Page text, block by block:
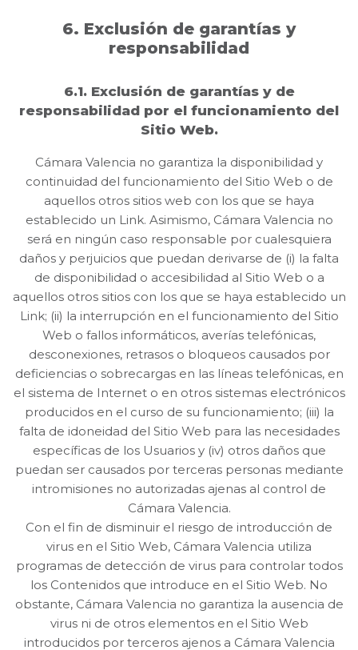
6. Exclusión de garantías y
responsabilidad
6.1. Exclusión de garantías y de
responsabilidad por el funcionamiento del
Sitio Web.
Cámara Valencia no garantiza la disponibilidad y
continuidad del funcionamiento del Sitio Web o de
aquellos otros sitios web con los que se haya
establecido un Link. Asimismo, Cámara Valencia no
será en ningún caso responsable por cualesquiera
daños y perjuicios que puedan derivarse de (i) la falta
de disponibilidad o accesibilidad al Sitio Web o a
aquellos otros sitios con los que se haya establecido un
Link; (ii) la interrupción en el funcionamiento del Sitio
Web o fallos informáticos, averías telefónicas,
desconexiones, retrasos o bloqueos causados por
deficiencias o sobrecargas en las líneas telefónicas, en
el sistema de Internet o en otros sistemas electrónicos
producidos en el curso de su funcionamiento; (iii) la
falta de idoneidad del Sitio Web para las necesidades
específicas de los Usuarios y (iv) otros daños que
puedan ser causados por terceras personas mediante
intromisiones no autorizadas ajenas al control de
Cámara Valencia.
Con el fin de disminuir el riesgo de introducción de
virus en el Sitio Web, Cámara Valencia utiliza
programas de detección de virus para controlar todos
los Contenidos que introduce en el Sitio Web. No
obstante, Cámara Valencia no garantiza la ausencia de
virus ni de otros elementos en el Sitio Web
introducidos por terceros ajenos a Cámara Valencia